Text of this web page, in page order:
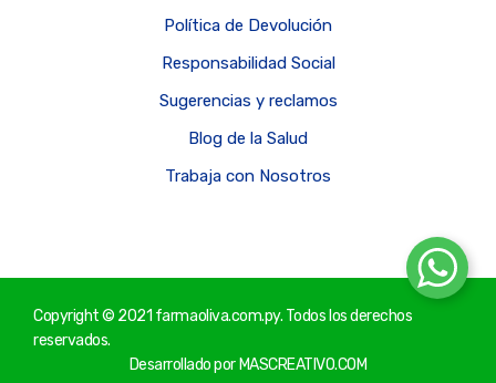
Política de Devolución
Responsabilidad Social
Sugerencias y reclamos
Blog de la Salud
Trabaja con Nosotros
Copyright © 2021 farmaoliva.com.py. Todos los derechos
reservados.
Desarrollado por MASCREATIVO.COM